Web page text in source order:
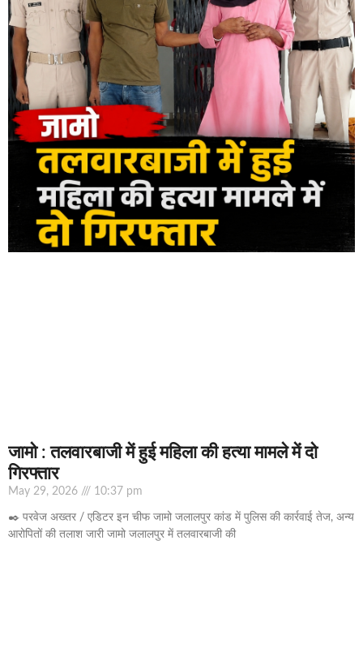
जामो : तलवारबाजी में हुई महिला की हत्या मामले में दो
गिरफ्तार
May 29, 2026 10:37 pm
✒️ परवेज अख्तर / एडिटर इन चीफ जामो जलालपुर कांड में पुलिस की कार्रवाई तेज, अन्य
आरोपितों की तलाश जारी जामो जलालपुर में तलवारबाजी की